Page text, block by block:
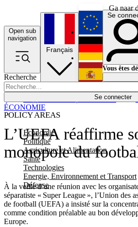
Ga naar
Open sub
navigation
Recherche
Se connecter
POLICY AREAS
Economie
Politique
Agriculture et Alimentation
Santé
Technologies
Energie, Environnement et Transport
Défense
Économie
Français
English
Deutsch
Español
Se
Vous êtes
L’UEFA réaffirme
monopole du
À la veille d’une réunion avec les
séparatiste « Super League », l’Union des
de football (UEFA) a insisté sur la
comme condition préalable au bon
Europe.
ÉCONOMIE